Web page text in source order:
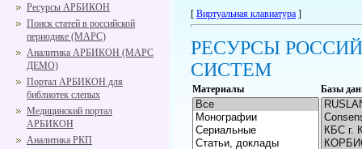
Ресурсы АРБИКОН
Поиск статей в российской
периодике (МАРС)
Аналитика АРБИКОН (МАРС
ДЕМО)
Портал АРБИКОН для
библиотек слепых
Медицинский портал
АРБИКОН
Аналитика РКП
[ Виртуальная клавиатура ]
РЕСУРСЫ
СИСТЕМ
Материалы Базы